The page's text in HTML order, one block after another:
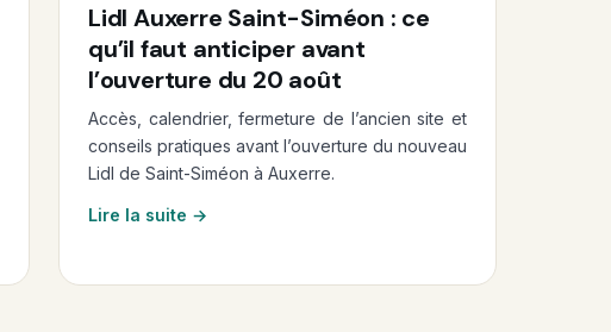
Lidl Auxerre Saint-Siméon : ce
qu’il faut anticiper avant
l’ouverture du 20 août
Accès, calendrier, fermeture de l’ancien site et
conseils pratiques avant l’ouverture du nouveau
Lidl de Saint-Siméon à Auxerre.
Lire la suite →